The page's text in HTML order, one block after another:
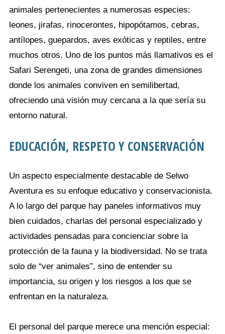
animales pertenecientes a numerosas especies:
leones, jirafas, rinocerontes, hipopótamos, cebras,
antílopes, guepardos, aves exóticas y reptiles, entre
muchos otros. Uno de los puntos más llamativos es el
Safari Serengeti, una zona de grandes dimensiones
donde los animales conviven en semilibertad,
ofreciendo una visión muy cercana a la que sería su
entorno natural.
EDUCACIÓN, RESPETO Y CONSERVACIÓN
Un aspecto especialmente destacable de Selwo
Aventura es su enfoque educativo y conservacionista.
A lo largo del parque hay paneles informativos muy
bien cuidados, charlas del personal especializado y
actividades pensadas para concienciar sobre la
protección de la fauna y la biodiversidad. No se trata
solo de “ver animales”, sino de entender su
importancia, su origen y los riesgos a los que se
enfrentan en la naturaleza.
El personal del parque merece una mención especial: